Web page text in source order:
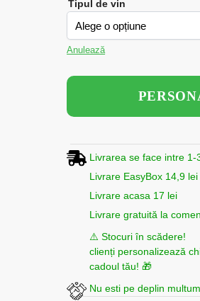
Tipul de vin
Anulează
Livrarea se face intre 1-
Livrare EasyBox 14,9 lei
Livrare acasa 17 lei
Livrare gratuită la
⚠️ Stocuri în scădere!
clienți personalizează
cadoul tău! 🎁
Nu esti pe deplin